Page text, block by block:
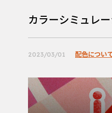
カラーシミュレ
2023/03/01 配色につい